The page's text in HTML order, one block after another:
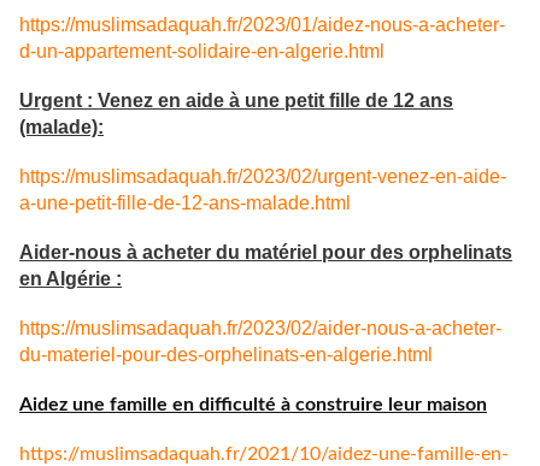
https://muslimsadaquah.fr/2023/01/aidez-nous-a-acheter-
d-un-appartement-solidaire-en-algerie.html
Urgent : Venez en aide à une petit fille de 12 ans
(malade):
https://muslimsadaquah.fr/2023/02/urgent-venez-en-aide-
a-une-petit-fille-de-12-ans-malade.html
Aider-nous à acheter du matériel pour des orphelinats
en Algérie :
https://muslimsadaquah.fr/2023/02/aider-nous-a-acheter-
du-materiel-pour-des-orphelinats-en-algerie.html
Aidez une famille en difficulté à construire leur maison
https://muslimsadaquah.fr/2021/10/aidez-une-famille-en-